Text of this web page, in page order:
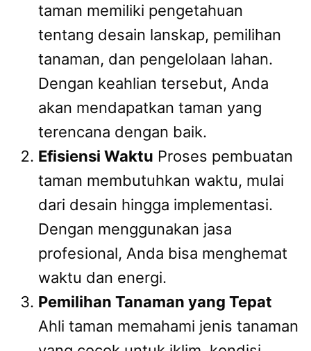
taman memiliki pengetahuan
tentang desain lanskap, pemilihan
tanaman, dan pengelolaan lahan.
Dengan keahlian tersebut, Anda
akan mendapatkan taman yang
terencana dengan baik.
Efisiensi Waktu Proses pembuatan
taman membutuhkan waktu, mulai
dari desain hingga implementasi.
Dengan menggunakan jasa
profesional, Anda bisa menghemat
waktu dan energi.
Pemilihan Tanaman yang Tepat
Ahli taman memahami jenis tanaman